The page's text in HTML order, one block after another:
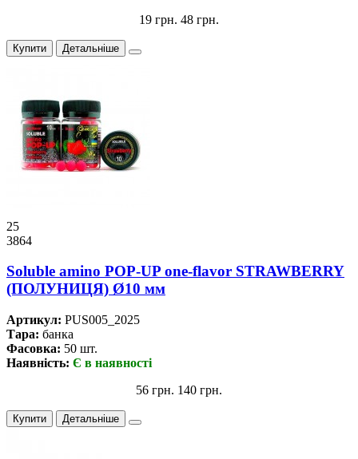
19 грн. 48 грн.
Купити Детальніше
25
3864
Soluble amino POP-UP one-flavor STRAWBERRY
(ПОЛУНИЦЯ) Ø10 мм
Артикул: PUS005_2025
Тара: банка
Фасовка: 50 шт.
Наявність: Є в наявності
56 грн. 140 грн.
Купити Детальніше